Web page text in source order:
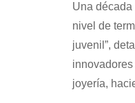
Una
nivel de
juvenil”,
joyería,